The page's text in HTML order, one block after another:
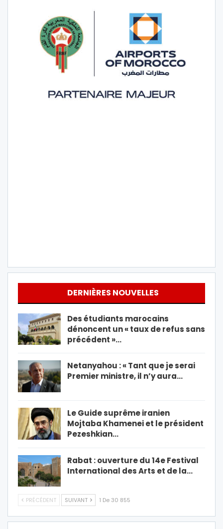
DERNIÈRES NOUVELLES
Des étudiants marocains
dénoncent un « taux de refus sans
précédent »…
Netanyahou : « Tant que je serai
Premier ministre, il n’y aura…
Le Guide suprême iranien
Mojtaba Khamenei et le président
Pezeshkian…
Rabat : ouverture du 14e Festival
International des Arts et de la…
PRÉCÉDENT SUIVANT 1 De 30 855